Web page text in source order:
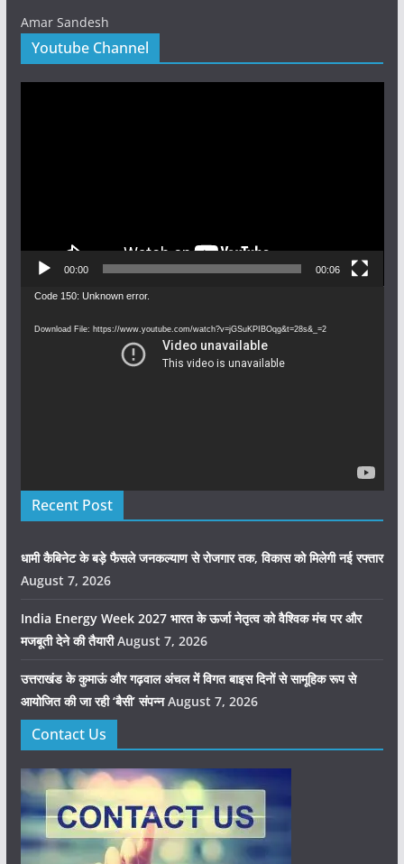
Amar Sandesh
Youtube Channel
00:00 00:06
Video
Code 150: Unknown error.
Download File: https://www.youtube.com/watch?v=jGSuKPIBOqg&t=28s&_=2
Recent Post
धामी कैबिनेट के बड़े फैसले जनकल्याण से रोजगार तक, विकास को मिलेगी नई रफ्तार
August 7, 2026
India Energy Week 2027 भारत के ऊर्जा नेतृत्व को वैश्विक मंच पर और
मजबूती देने की तैयारी August 7, 2026
उत्तराखंड के कुमाऊं और गढ़वाल अंचल में विगत बाइस दिनों से सामूहिक रूप से
आयोजित की जा रही ‘बैसी’ संपन्न August 7, 2026
Contact Us